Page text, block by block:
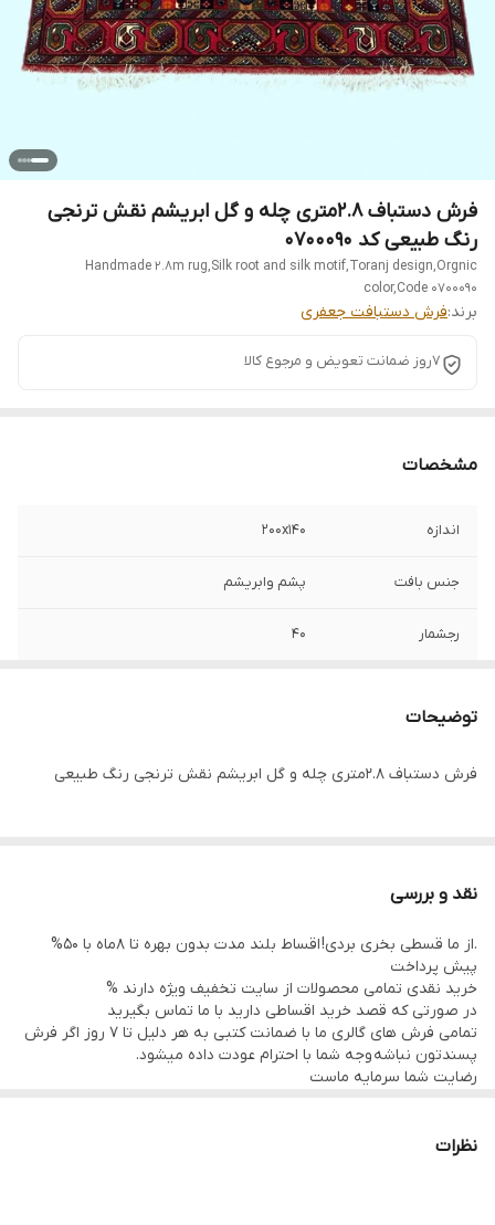
فرش دستباف 2.8متری چله و گل ابریشم نقش ترنجی
رنگ طبیعی کد 0700090
Handmade 2.8m rug,Silk root and silk motif,Toranj design,Orgnic
color,Code 0700090
برند:فرش دستبافت جعفری
7روز ضمانت تعویض و مرجوع کالا
مشخصات
اندازه 200x140
جنس بافت پشم وابریشم
رجشمار 40
توضیحات
فرش دستباف 2.8متری چله و گل ابریشم نقش ترنجی رنگ طبیعی
نقد و بررسی
.از ما قسطی بخری بردی! اقساط بلند مدت بدون بهره تا 8ماه با 50%
پیش پرداخت
خرید نقدی تمامی محصولات از سایت تخفیف ویژه دارند %
در صورتی که قصد خرید اقساطی دارید با ما تماس بگیرید
تمامی فرش های گالری ما با ضمانت کتبی به هر دلیل تا 7 روز اگر فرش
پسندتون نباشه وجه شما با احترام عودت داده میشود.
رضایت شما سرمایه ماست
از فلسطین اشعالی) پذیرفته میشود
نظرات